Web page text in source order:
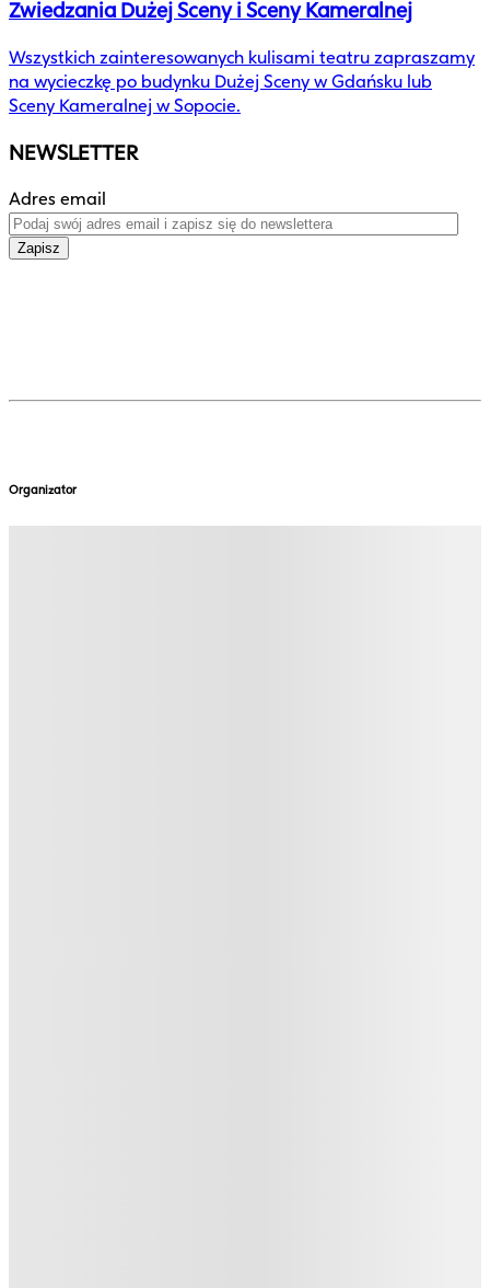
Zwiedzania Dużej Sceny i Sceny Kameralnej
Wszystkich zainteresowanych kulisami teatru zapraszamy
na wycieczkę po budynku Dużej Sceny w Gdańsku lub
Sceny Kameralnej w Sopocie.
NEWSLETTER
Adres email
Zapisz
Organizator